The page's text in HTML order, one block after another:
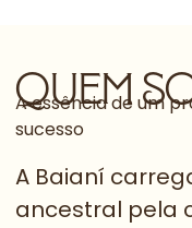
quem
A essência de um
sucesso
A Baianí
ancestral pela